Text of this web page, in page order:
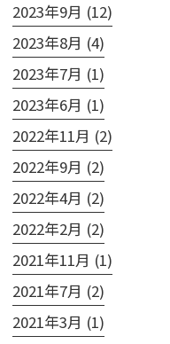
2023年9月 (12)
2023年8月 (4)
2023年7月 (1)
2023年6月 (1)
2022年11月 (2)
2022年9月 (2)
2022年4月 (2)
2022年2月 (2)
2021年11月 (1)
2021年7月 (2)
2021年3月 (1)